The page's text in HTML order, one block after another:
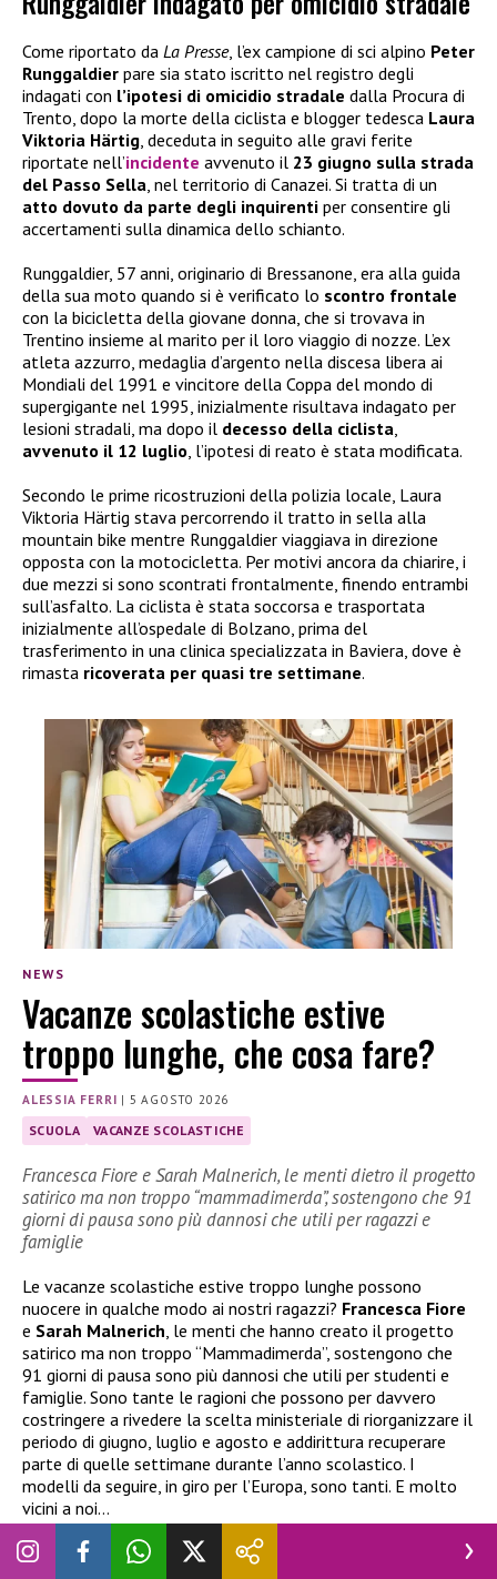
Come riportato da La Presse, l’ex campione di sci alpino Peter
Runggaldier pare sia stato iscritto nel registro degli
indagati con l’ipotesi di omicidio stradale dalla Procura di
Trento, dopo la morte della ciclista e blogger tedesca Laura
Viktoria Härtig , deceduta in seguito alle gravi ferite
riportate nell’incidente avvenuto il 23 giugno sulla strada
del Passo Sella , nel territorio di Canazei. Si tratta di un
atto dovuto da parte degli inquirenti per consentire gli
accertamenti sulla dinamica dello schianto.
Runggaldier, 57 anni, originario di Bressanone, era alla guida
della sua moto quando si è verificato lo scontro frontale
con la bicicletta della giovane donna, che si trovava in
Trentino insieme al marito per il loro viaggio di nozze. L’ex
atleta azzurro, medaglia d’argento nella discesa libera ai
Mondiali del 1991 e vincitore della Coppa del mondo di
supergigante nel 1995, inizialmente risultava indagato per
lesioni stradali, ma dopo il decesso della ciclista
avvenuto il 12 luglio , l’ipotesi di reato è stata modificata.
Secondo le prime ricostruzioni della polizia locale, Laura
Viktoria Härtig stava percorrendo il tratto in sella alla
mountain bike mentre Runggaldier viaggiava in direzione
opposta con la motocicletta. Per motivi ancora da chiarire, i
due mezzi si sono scontrati frontalmente, finendo entrambi
sull’asfalto. La ciclista è stata soccorsa e trasportata
inizialmente all’ospedale di Bolzano, prima del
trasferimento in una clinica specializzata in Baviera, dove è
rimasta ricoverata per quasi tre settimane.
NEWS
Vacanze scolastiche estive
troppo lunghe, che cosa fare?
ALESSIA FERRI | 5 AGOSTO 2026
SCUOLA VACANZE SCOLASTICHE
Francesca Fiore e Sarah Malnerich, le menti dietro il progetto
satirico ma non troppo “mammadimerda”, sostengono che 91
giorni di pausa sono più dannosi che utili per ragazzi e
famiglie
Le vacanze scolastiche estive troppo lunghe possono
nuocere in qualche modo ai nostri ragazzi? Francesca Fiore
e Sarah Malnerich , le menti che hanno creato il progetto
satirico ma non troppo “Mammadimerda”, sostengono che
91 giorni di pausa sono più dannosi che utili per studenti e
famiglie. Sono tante le ragioni che possono per davvero
costringere a rivedere la scelta ministeriale di riorganizzare il
periodo di giugno, luglio e agosto e addirittura recuperare
parte di quelle settimane durante l’anno scolastico. I
modelli da seguire, in giro per l’Europa, sono tanti. E molto
vicini a noi…